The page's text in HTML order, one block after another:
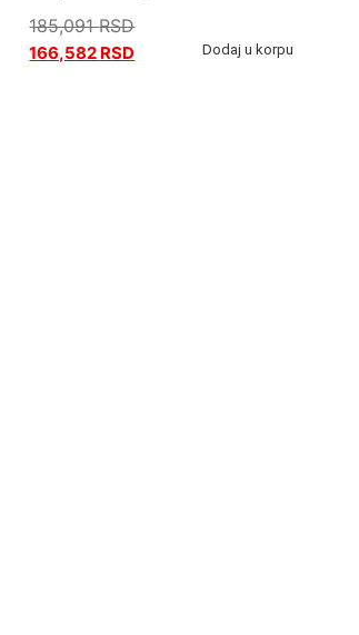
185,091RSD
166,582 RSD Dodaj u korpu